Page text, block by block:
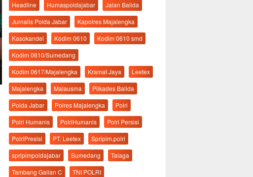
Headline
Humaspoldajabar
Jalan Balida
Jurnalis Polda Jabar
Kapolres Majalengka
Kasokandel
Kodim 0610
Kodim 0610 smd
Kodim 0610/Sumedang
Kodim 0617/Majalengka
Kramat Jaya
Leetex
Majalengka
Malausma
Pilkades Balida
Polda Jabar
Polres Majalengka
Polri
Polri Humanis
PolriHumanis
Polri Persisi
PolriPresisi
PT. Leetex
Spripim.polri
spripimpoldajabar
Sumedang
Talaga
Tambang Galian C
TNI POLRI